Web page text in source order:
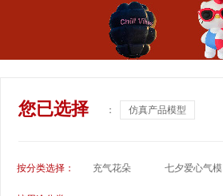
您已选择 ： 仿真产品模型
按分类选择： 充气花朵 七夕爱心气模